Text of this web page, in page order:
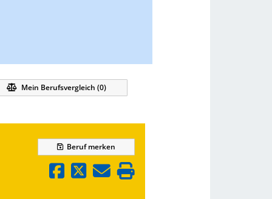
Mein Berufsvergleich (0)
Berufmerken